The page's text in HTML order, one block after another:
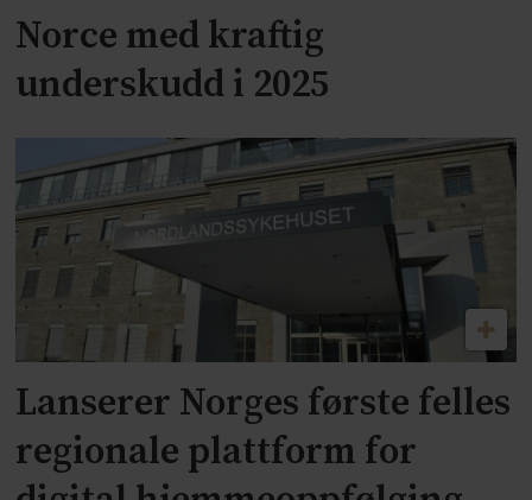
Norce med kraftig
underskudd i 2025
Lanserer Norges første felles
regionale plattform for